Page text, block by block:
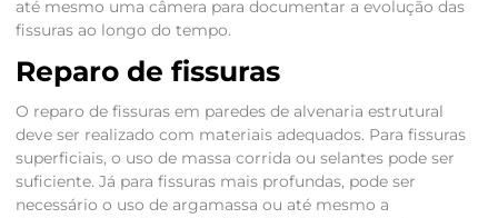
até mesmo uma câmera para documentar a evolução das
fissuras ao longo do tempo.
Reparo de fissuras
O reparo de fissuras em paredes de alvenaria estrutural
deve ser realizado com materiais adequados. Para fissuras
superficiais, o uso de massa corrida ou selantes pode ser
suficiente. Já para fissuras mais profundas, pode ser
necessário o uso de argamassa ou até mesmo a